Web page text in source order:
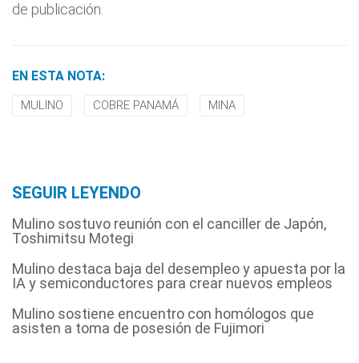
de publicación.
EN ESTA NOTA:
MULINO COBRE PANAMÁ MINA
SEGUIR LEYENDO
Mulino sostuvo reunión con el canciller de Japón,
Toshimitsu Motegi
Mulino destaca baja del desempleo y apuesta por la
IA y semiconductores para crear nuevos empleos
Mulino sostiene encuentro con homólogos que
asisten a toma de posesión de Fujimori